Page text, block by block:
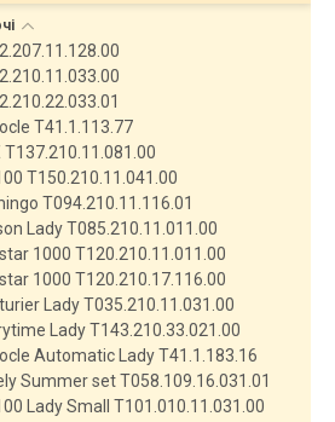
T41.1.113.77
T137.210.11.081.00
T150.210.11.041.00
T094.210.11.116.01
Lady T085.210.11.011.00
1000 T120.210.11.011.00
1000 T120.210.17.116.00
Lady T035.210.11.031.00
Lady T143.210.33.021.00
Automatic Lady T41.1.183.16
Summer set T058.109.16.031.01
Lady Small T101.010.11.031.00